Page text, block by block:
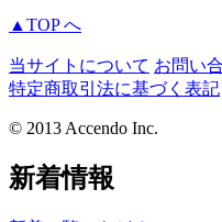
▲TOP へ
当サイトについて お問い
特定商取引法に基づく表記
© 2013 Accendo Inc.
新着情報